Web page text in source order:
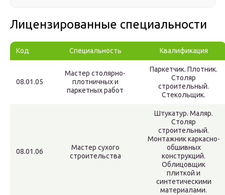
Лицензированные специальности
Код Специальность Квалификация
08.01.05
Мастер столярно-
плотничных и
паркетных работ
Паркетчик. Плотник.
Столяр
строительный.
Стекольщик.
08.01.06
Мастер сухого
строительства
Штукатур. Маляр.
Столяр
строительный.
Монтажник каркасно-
обшивных
конструкций.
Облицовщик
плиткой и
синтетическими
материалами.